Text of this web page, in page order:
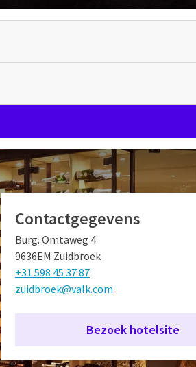
Contactgegevens
Burg. Omtaweg 4
9636EM Zuidbroek
+31 598 45 37 87
zuidbroek@valk.com
Bezoek hotelsite